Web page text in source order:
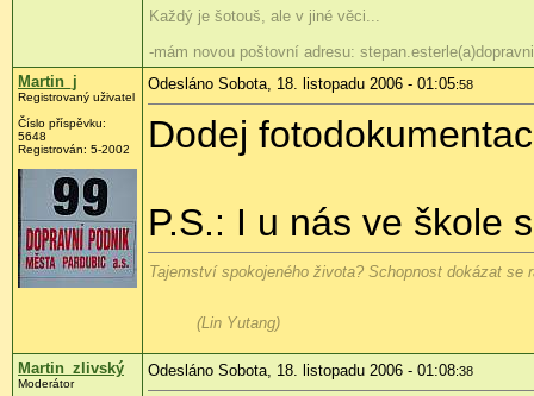
Každý je šotouš, ale v jiné věci...
-mám novou poštovní adresu:
Martin_j
Registrovaný uživatel
Číslo příspěvku:
5648
Registrován: 5-2002
Odesláno Sobota, 18. listopadu 2006 - 01:05:58
Dodej
P.S.: I u nás ve škole
Tajemství spokojeného života? Schopnost dokázat
(Lin Yutang)
Martin_zlivský
Moderátor
Odesláno Sobota, 18. listopadu 2006 - 01:08:38